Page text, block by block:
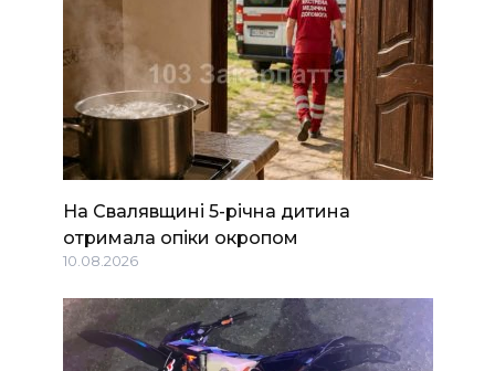
На Свалявщині 5-річна дитина
отримала опіки окропом
10.08.2026